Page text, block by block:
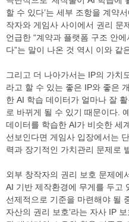
할 수 있다’는 세부 조항을 계약
작자와 게임사 사이에서 권리 문
언급한 “계약과 플랫폼 구조 안
다”는 말이 나온 것 역시 이와 같
그리고 더 나아가서는 IP의 가치
라고 할 수 있는 좋은 IP와 좋은
한 AI 학습 데이터가 얼마나 잘
로 바뀌게 될 수 있기 때문이다.
데이터를 학습한 AI가 비슷한 세
선보인다면 게임사 입장에서는
력과 장기적인 가치관리 문제로
외부 창작자의 권리 보호 문제에
AI 기반 제작환경에 무게를 두고
선제적으로 기준을 마련해야 될
자산의 권리 보호’라는 자사 IP